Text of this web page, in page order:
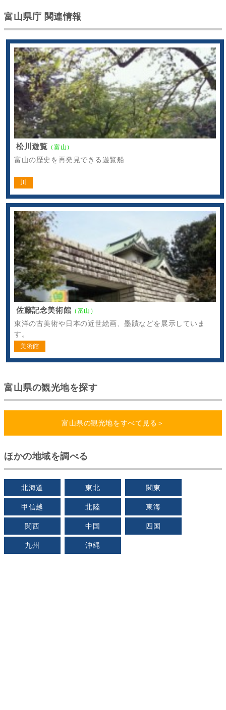
富山県庁 関連情報
松川遊覧 （富山）
富山の歴史を再発見できる遊覧船
川
佐藤記念美術館 （富山）
東洋の古美術や日本の近世絵画、墨蹟などを展示していま
す。
美術館
富山県の観光地を探す
富山県の観光地をすべて見る＞
ほかの地域を調べる
北海道 東北 関東
甲信越 北陸 東海
関西 中国 四国
九州 沖縄